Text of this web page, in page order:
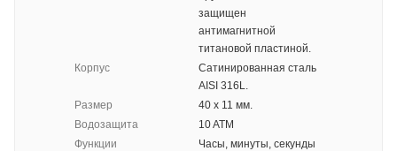
защищен
антимагнитной
титановой пластиной.
Корпус
Сатинированная сталь
AISI 316L.
Размер
40 х 11 мм.
Водозащита
10 ATM
Функции
Часы, минуты, секунды